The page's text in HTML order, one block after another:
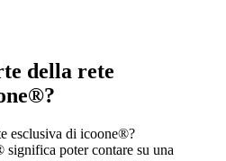
della rete
esclusiva di icoone®?
poter contare su una